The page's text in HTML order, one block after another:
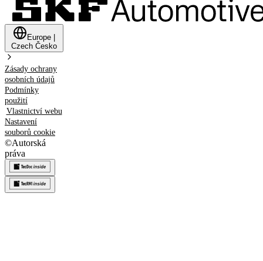
Europe
Czech Česko
Zásady ochrany
osobních údajů
Podmínky
použití
Vlastnictví webu
Nastavení
souborů cookie
©Autorská
práva